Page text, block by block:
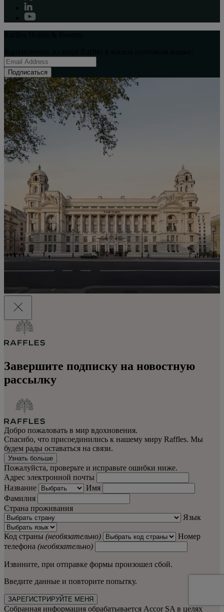
Подписаться
Завершите подписку на новостную
рассылку
Добро пожаловать в мир вдохновения.
Спасибо, что присоединились к нашему миру Raffles. Мы
будем рады оставаться на связи.
Узнать больше
Пожалуйста, проверьте и исправьте ошибки ниже.
Адрес электронной почты
Название
Имя
Фамилия
Страна проживания
Язык
Код страны (необязательно)
Номер
телефона (необязательно)
Извините, при отправке формы произошел сбой.
Введите данные и повторите попытку.
ЗАРЕГИСТРИРУЙТЕ МЕНЯ
Собранная информация обрабатывается Accor SA в целях